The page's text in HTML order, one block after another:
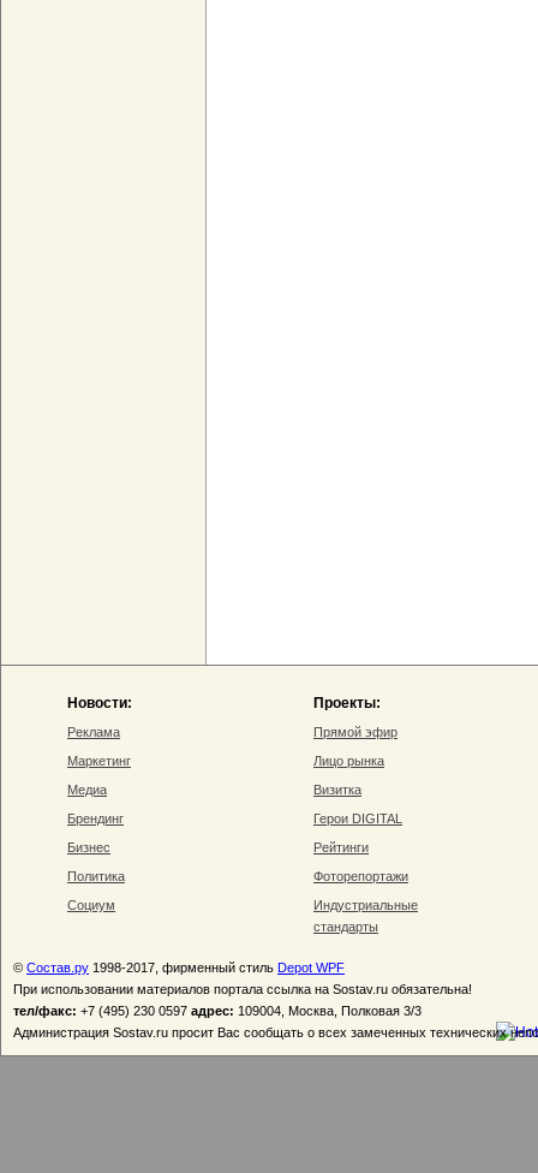
Новости:
Реклама
Маркетинг
Медиа
Брендинг
Бизнес
Политика
Социум
Проекты:
Прямой эфир
Лицо рынка
Визитка
Герои DIGITAL
Рейтинги
Фоторепортажи
Индустриальные
стандарты
© Состав.ру 1998-2017, фирменный стиль Depot WPF
При использовании материалов портала ссылка на Sostav.ru обязательна!
тел/факс: +7 (495) 230 0597 адрес: 109004, Москва, Полковая 3/3
Администрация Sostav.ru просит Вас сообщать о всех замеченных технических